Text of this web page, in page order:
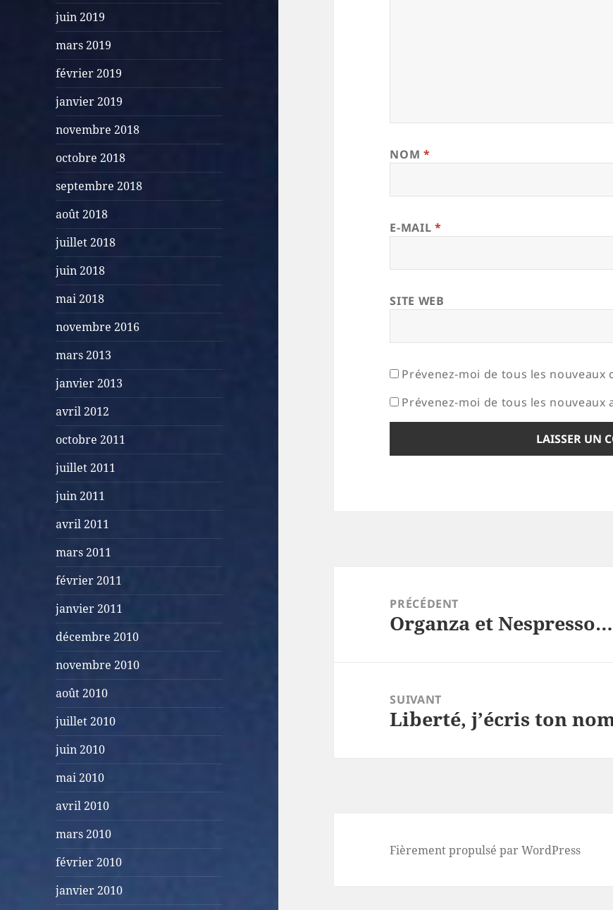
juin 2019
mars 2019
février 2019
janvier 2019
novembre 2018
octobre 2018
septembre 2018
août 2018
juillet 2018
juin 2018
mai 2018
novembre 2016
mars 2013
janvier 2013
avril 2012
octobre 2011
juillet 2011
juin 2011
avril 2011
mars 2011
février 2011
janvier 2011
décembre 2010
novembre 2010
août 2010
juillet 2010
juin 2010
mai 2010
avril 2010
mars 2010
février 2010
janvier 2010
NOM *
E-MAIL *
SITE WEB
Prévenez-moi de tous les nouveaux
Prévenez-moi de tous les nouveaux
PRÉCÉDENT
Article
Organza et Nespresso…
SUIVANT
Article
Liberté, j’écris ton
Fièrement propulsé par WordPress